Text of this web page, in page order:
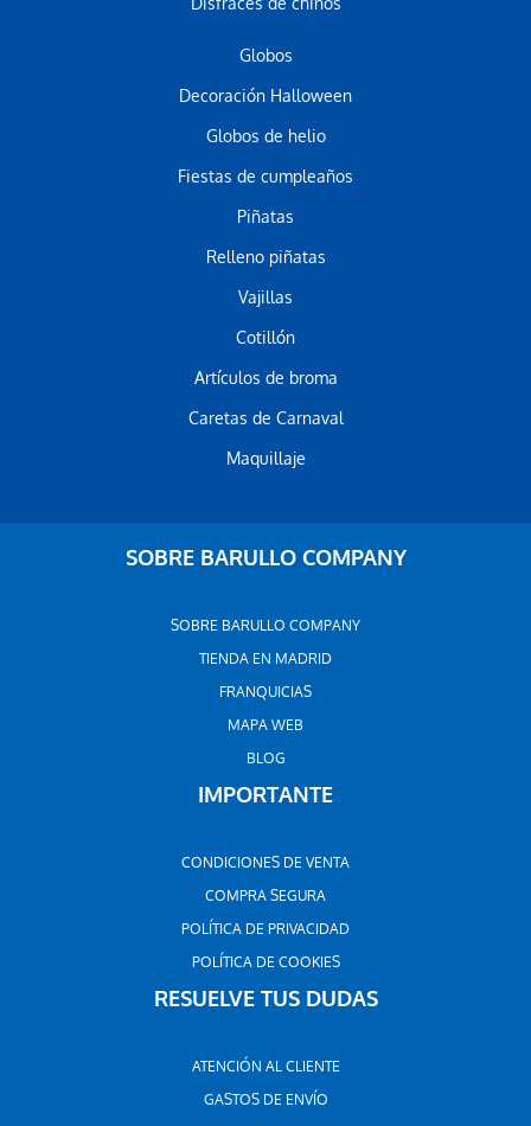
Globos
Decoración Halloween
Globos de helio
Fiestas de cumpleaños
Piñatas
Relleno piñatas
Vajillas
Cotillón
Artículos de broma
Caretas de Carnaval
Maquillaje
SOBRE BARULLO COMPANY
SOBRE BARULLO COMPANY
TIENDA EN MADRID
FRANQUICIAS
MAPA WEB
BLOG
IMPORTANTE
CONDICIONES DE VENTA
COMPRA SEGURA
POLÍTICA DE PRIVACIDAD
POLÍTICA DE COOKIES
RESUELVE TUS DUDAS
ATENCIÓN AL CLIENTE
GASTOS DE ENVÍO